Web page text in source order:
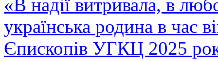
«В надії витривала, в
українська родина в час
Єпископів УГКЦ 2025